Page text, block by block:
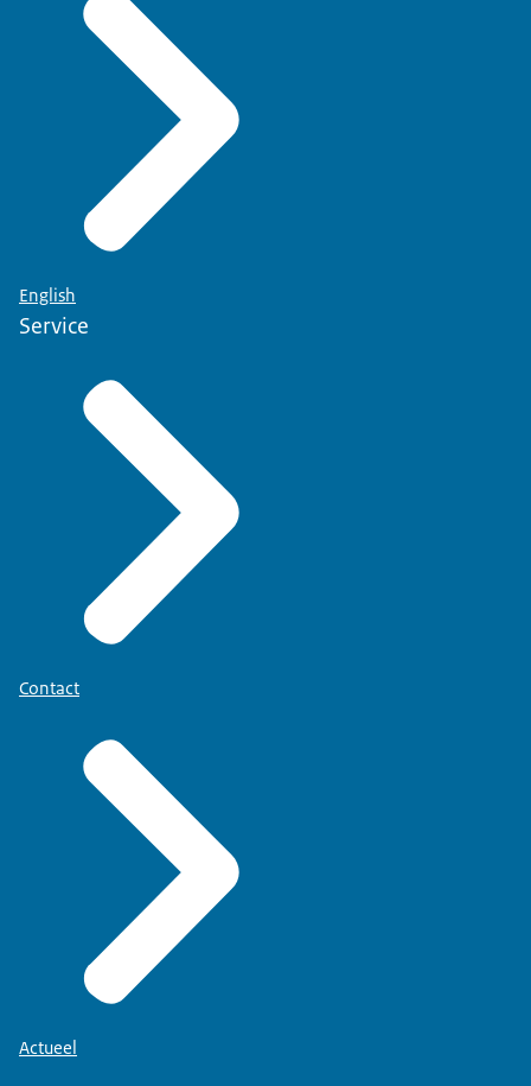
English
Service
Contact
Actueel